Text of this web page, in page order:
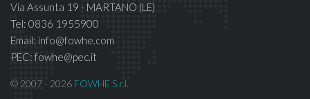
Via Assunta 19 - MARTANO (LE)
Tel: 0836 1955900
Email: info@fowhe.com
PEC: fowhe@pec.it
© 2007 - 2026 FOWHE S.r.l.